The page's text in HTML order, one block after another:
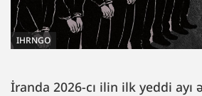
IHRNGO
İranda 2026-cı ilin ilk yeddi ayı